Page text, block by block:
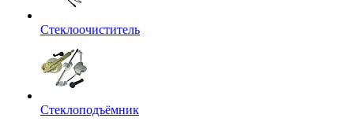
Стеклоочиститель
Стеклоподъёмник